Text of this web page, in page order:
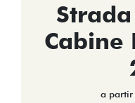
Cabine
a partir